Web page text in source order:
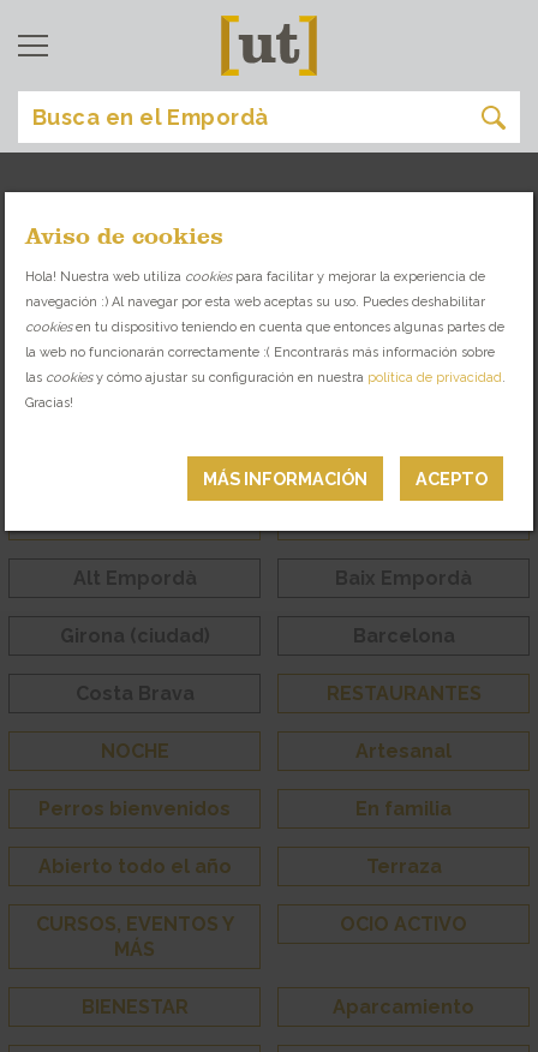
[ comprar ]
TIENDAS Y ESPACIOS SINGULARES CON
PRODUCTO LOCAL Y SELECCIONADO
VINO Y ACEITE TIENDAS GURMET
RESTAURANTES
NOCHE Artesanal
Perros bienvenidos En familia
Abierto todo el año Terraza
CURSOS, EVENTOS Y
MÁS
OCIO ACTIVO
BIENESTAR Aparcamiento
ACEPTO
MÁS INFORMACIÓN
Aviso de cookies
Hola! Nuestra web utiliza cookiespara facilitar y mejorar la experiencia de
navegación :) Al navegar por esta web aceptas su uso. Puedes deshabilitar
cookiesen tu dispositivo teniendo en cuenta que entonces algunas partes de
la web no funcionarán correctamente :( Encontrarás más información sobre
las cookiesy cómo ajustar su configuración en nuestra política de privacidad
Gracias!